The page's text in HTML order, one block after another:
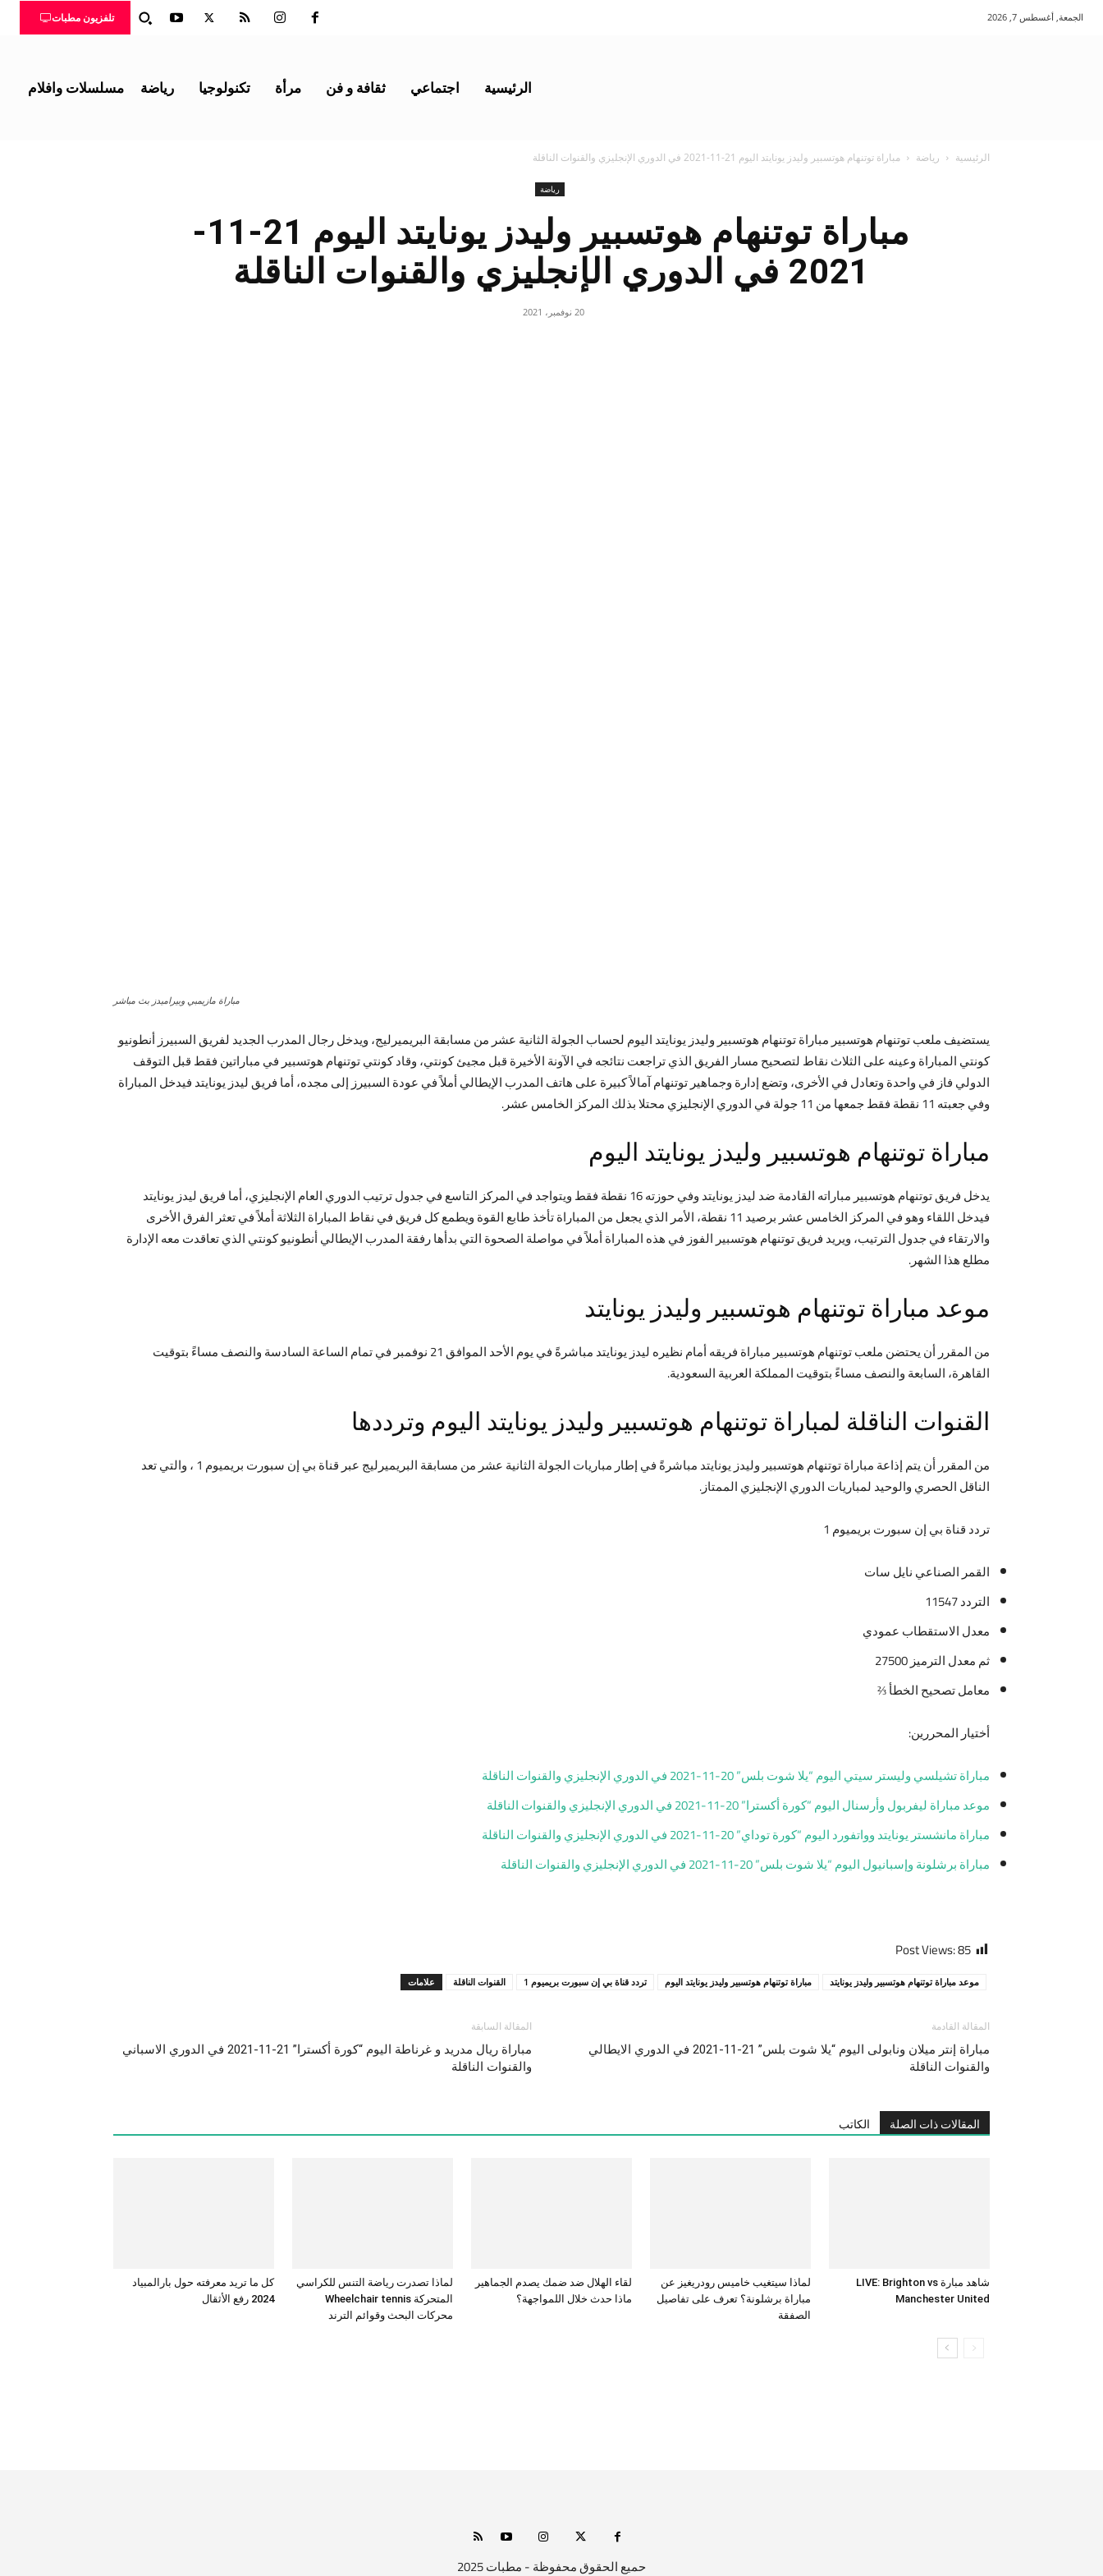
تلفزيون مطبات الجمعة, أغسطس 7, 2026
الرئيسية اجتماعي ثقافة و فن مرأة تكنولوجيا رياضة مسلسلات وافلام
الرئيسية رياضة مباراة توتنهام هوتسبير وليدز يونايتد اليوم 21-11-2021 في الدوري الإنجليزي والقنوات الناقلة
رياضة
مباراة توتنهام هوتسبير وليدز يونايتد اليوم 21-11-
2021 في الدوري الإنجليزي والقنوات الناقلة
20 نوفمبر، 2021
مباراة مازيمبي وبيراميدز بث مباشر
يستضيف ملعب توتنهام هوتسبير مباراة توتنهام هوتسبير وليدز يونايتد اليوم لحساب الجولة الثانية عشر من مسابقة البريميرليج، ويدخل رجال المدرب الجديد لفريق السبيرز أنطونيو
كونتي المباراة وعينه على الثلاث نقاط لتصحيح مسار الفريق الذي تراجعت نتائجه في الآونة الأخيرة قبل مجيئ كونتي، وقاد كونتي توتنهام هوتسبير في مباراتين فقط قبل التوقف
الدولي فاز في واحدة وتعادل في الأخرى، وتضع إدارة وجماهير توتنهام آمالاً كبيرة على هاتف المدرب الإيطالي أملاً في عودة السبيرز إلى مجده، أما فريق ليدز يونايتد فيدخل المباراة
وفي جعبته 11 نقطة فقط جمعها من 11 جولة في الدوري الإنجليزي محتلا بذلك المركز الخامس عشر.
مباراة توتنهام هوتسبير وليدز يونايتد اليوم
يدخل فريق توتنهام هوتسبير مباراته القادمة ضد ليدز يونايتد وفي حوزته 16 نقطة فقط ويتواجد في المركز التاسع في جدول ترتيب الدوري العام الإنجليزي، أما فريق ليدز يونايتد
فيدخل اللقاء وهو في المركز الخامس عشر برصيد 11 نقطة، الأمر الذي يجعل من المباراة تأخذ طابع القوة ويطمع كل فريق في نقاط المباراة الثلاثة أملاً في تعثر الفرق الأخرى
والارتقاء في جدول الترتيب، ويريد فريق توتنهام هوتسبير الفوز في هذه المباراة أملاً في مواصلة الصحوة التي بدأها رفقة المدرب الإيطالي أنطونيو كونتي الذي تعاقدت معه الإدارة
مطلع هذا الشهر.
موعد مباراة توتنهام هوتسبير وليدز يونايتد
من المقرر أن يحتضن ملعب توتنهام هوتسبير مباراة فريقه أمام نظيره ليدز يونايتد مباشرةً في يوم الأحد الموافق 21 نوفمبر في تمام الساعة السادسة والنصف مساءً بتوقيت
القاهرة، السابعة والنصف مساءً بتوقيت المملكة العربية السعودية.
القنوات الناقلة لمباراة توتنهام هوتسبير وليدز يونايتد اليوم وترددها
من المقرر أن يتم إذاعة مباراة توتنهام هوتسبير وليدز يونايتد مباشرةً في إطار مباريات الجولة الثانية عشر من مسابقة البريميرليج عبر قناة بي إن سبورت بريميوم 1 ، والتي تعد
الناقل الحصري والوحيد لمباريات الدوري الإنجليزي الممتاز.
تردد قناة بي إن سبورت بريميوم 1
القمر الصناعي نايل سات
التردد 11547
معدل الاستقطاب عمودي
ثم معدل الترميز 27500
معامل تصحيح الخطأ ⅔
أختيار المحررين:
مباراة تشيلسي وليستر سيتي اليوم “يلا شوت بلس” 20-11-2021 في الدوري الإنجليزي والقنوات الناقلة
موعد مباراة ليفربول وأرسنال اليوم “كورة أكسترا” 20-11-2021 في الدوري الإنجليزي والقنوات الناقلة
مباراة مانشستر يونايتد وواتفورد اليوم “كورة توداي” 20-11-2021 في الدوري الإنجليزي والقنوات الناقلة
مباراة برشلونة وإسبانيول اليوم “يلا شوت بلس” 20-11-2021 في الدوري الإنجليزي والقنوات الناقلة
Post Views:85
علامات القنوات الناقلة تردد قناة بي إن سبورت بريميوم 1 مباراة توتنهام هوتسبير وليدز يونايتد اليوم موعد مباراة توتنهام هوتسبير وليدز يونايتد
المقالة السابقة
مباراة ريال مدريد و غرناطة اليوم “كورة أكسترا” 21-11-2021 في الدوري الاسباني
والقنوات الناقلة
المقالة القادمة
مباراة إنتر ميلان ونابولى اليوم “يلا شوت بلس” 21-11-2021 في الدوري الايطالي
والقنوات الناقلة
المقالات ذات الصلة الكاتب
كل ما تريد معرفته حول بارالمبياد
2024 رفع الأثقال
لماذا تصدرت رياضة التنس للكراسي
المتحركة Wheelchair tennis
محركات البحث وقوائم الترند
لقاء الهلال ضد ضمك يصدم الجماهير
ماذا حدث خلال اللمواجهة؟
لماذا سيتغيب خاميس رودريغيز عن
مباراة برشلونة؟ تعرف على تفاصيل
الصفقة
شاهد مبارة LIVE: Brighton vs
Manchester United
حميع الحقوق محفوظة - مطبات 2025